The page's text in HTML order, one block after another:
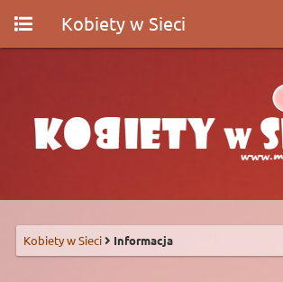
Kobiety w Sieci
Kobiety w Sieci Informacja